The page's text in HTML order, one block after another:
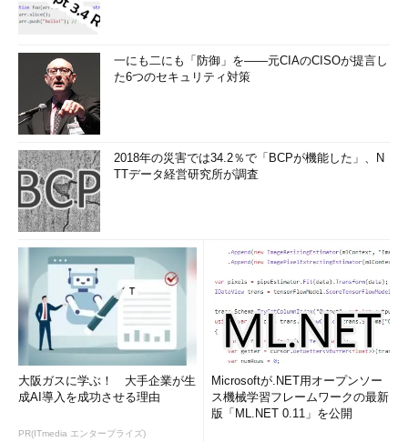
一にも二にも「防御」を――元CIAのCISOが提言し
た6つのセキュリティ対策
2018年の災害では34.2％で「BCPが機能した」、N
TTデータ経営研究所が調査
大阪ガスに学ぶ！ 大手企業が生
成AI導入を成功させる理由
PR(ITmedia エンタープライズ)
Microsoftが.NET用オープンソー
ス機械学習フレームワークの最新
版「ML.NET 0.11」を公開